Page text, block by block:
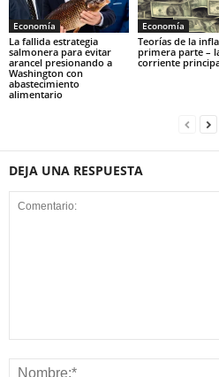
Economía
La fallida estrategia
salmonera para evitar
arancel presionando a
Washington con
abastecimiento
alimentario
Economía
Teorías de la
primera parte –
corriente
DEJA UNA RESPUESTA